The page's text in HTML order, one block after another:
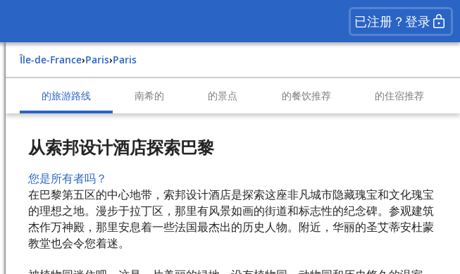
已注册？登录
Île-de-France› Paris› Paris
的旅游路线 南希的 的景点 的餐饮推荐 的住宿推荐
从索邦设计酒店探索巴黎
您是所有者吗？
在巴黎第五区的中心地带，索邦设计酒店是探索这座非凡城市隐藏瑰宝和文化瑰宝
的理想之地。漫步于拉丁区，那里有风景如画的街道和标志性的纪念碑。参观建筑
杰作万神殿，那里安息着一些法国最杰出的历史人物。附近，华丽的圣艾蒂安杜蒙
教堂也会令您着迷。